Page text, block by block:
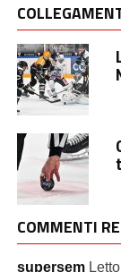
COMMENTI
supersem